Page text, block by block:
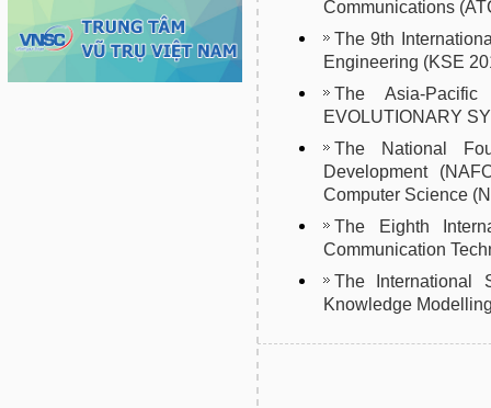
Communications
The 9th
Engineering (KSE
The Asia-
EVOLUTIONARY
The National
Development
Computer Science
The Eighth
Communication
The International
Knowledge